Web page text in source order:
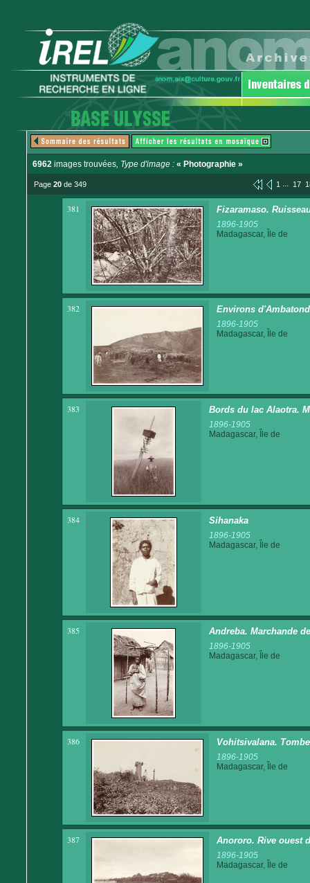
6962 images trouvées, Type d'image : « Photographie »
Page 20 de 349 1 ... 17
381 Fizaramaso.
1896-1905
Madagascar, Île de
382 Environs
1896-1905
Madagascar, Île de
383 Bords du lac Alaotra.
1896-1905
Madagascar, Île de
384 Sihanaka
1896-1905
Madagascar, Île de
385 Andreba. Marchande
1896-1905
Madagascar, Île de
386 Vohitsivalana.
1896-1905
Madagascar, Île de
387 Anororo. Rive ouest
1896-1905
Madagascar, Île de